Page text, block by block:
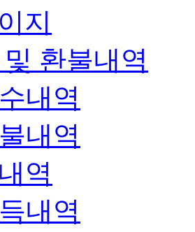
지
환불내역
내역
내역
역
내역